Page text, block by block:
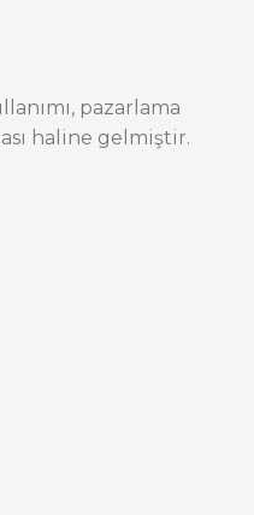
pazarlama
haline gelmiştir.